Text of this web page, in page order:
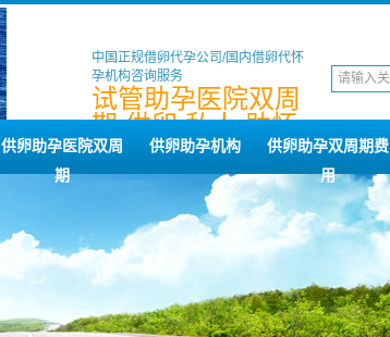
中国正规借卵代孕公司/国内借卵代怀
孕机构咨询服务
试管助孕医院双周
期,供卵,私人,助怀,
公司,两个月
供卵助孕医院双周
期
供卵助孕机构
供卵助孕双周期费
用